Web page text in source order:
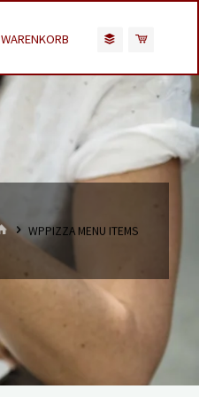
WARENKORB
HOMEWPPIZZA MENU ITEMS